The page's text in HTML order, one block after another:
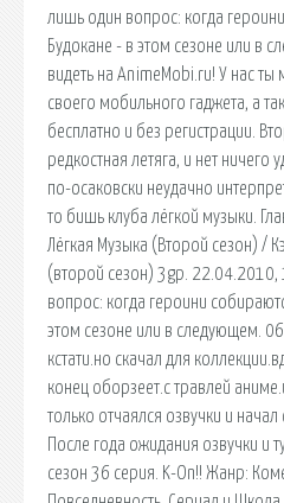
лишь один вопрос: когда
Будокане - в этом сезоне или в
видеть на AnimeMobi.ru! У нас
своего мобильного гаджета, а
бесплатно и без регистрации.
редкостная летяга, и нет ничего
по-осаковски неудачно
то бишь клуба лёгкой музыки.
Лёгкая Музыка (Второй сезон) /
(второй сезон) 3gp. 22.04.2010,
вопрос: когда героини
этом сезоне или в следующем.
кстати.но скачал для
конец оборзеет.с травлей
только отчаялся озвучки и
После года ожидания озвучки и
сезон 36 серия. K-On!! Жанр: